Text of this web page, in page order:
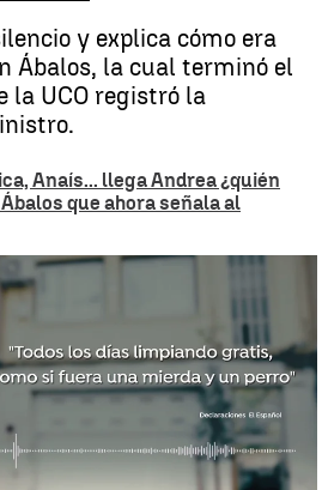
y explica cómo era
Ábalos, la cual terminó el
la UCO registró la
Anaís... llega Andrea ¿quién
que ahora señala al
y expareja de Ábalos: "Me usó, me trató
de junio de 2025, 18:20